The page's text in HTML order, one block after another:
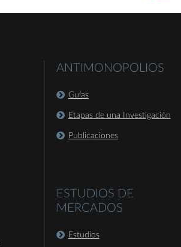
ANTIMONOPOLIOS
Guías
Etapas de una Investigación
Publicaciones
ESTUDIOS DE
MERCADOS
Estudios